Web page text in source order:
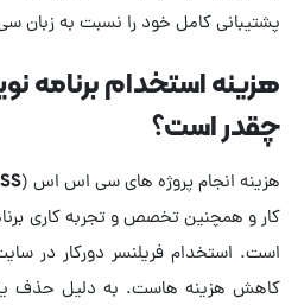
پشتیبانی کامل خود را نسبت به زبان
هزینه استخدام
چقدر است؟
کار و همچنین تخصص و تجربه کاری
است. استخدام فریلنسر دورکار در
کاهش هزینه هاست. به دلیل حذف